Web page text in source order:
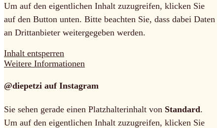
Um auf den eigentlichen Inhalt zuzugreifen, klicken Sie
auf den Button unten. Bitte beachten Sie, dass dabei Daten
an Drittanbieter weitergegeben werden.
Inhalt entsperren
Weitere Informationen
@diepetzi auf Instagram
Sie sehen gerade einen Platzhalterinhalt von Standard.
Um auf den eigentlichen Inhalt zuzugreifen, klicken Sie